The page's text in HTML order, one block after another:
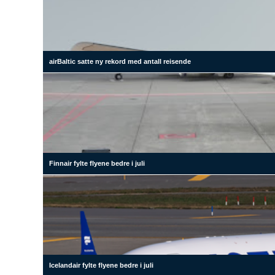
airBaltic satte ny rekord med antall reisende
Finnair fylte flyene bedre i juli
Icelandair fylte flyene bedre i juli